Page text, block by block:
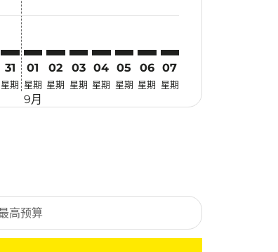
31
星期
01
星期
9月
02
星期
03
星期
04
星期
05
星期
06
星期
07
星期